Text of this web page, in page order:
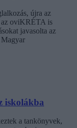
újra az
az oviKRÉTA is
javasolta az
iskolákba
a tankönyvek,